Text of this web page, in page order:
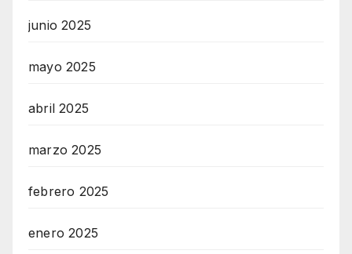
junio 2025
mayo 2025
abril 2025
marzo 2025
febrero 2025
enero 2025